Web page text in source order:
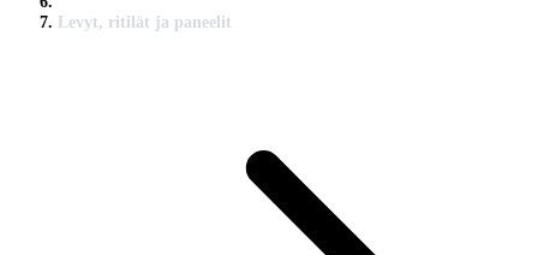
Levyt, ritilät ja paneelit